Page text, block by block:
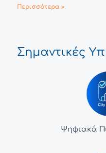
Περισσότερα »
Σημαντικές
Ψηφιακά